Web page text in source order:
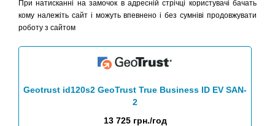
При натисканні на замочок в адресній стрічці користувачі бачать
кому належіть сайт і можуть впевнено і без сумніві продовжувати
роботу з сайтом
Geotrust id120s2 GeoTrust True Business ID EV SAN-
2
13 725 грн./год